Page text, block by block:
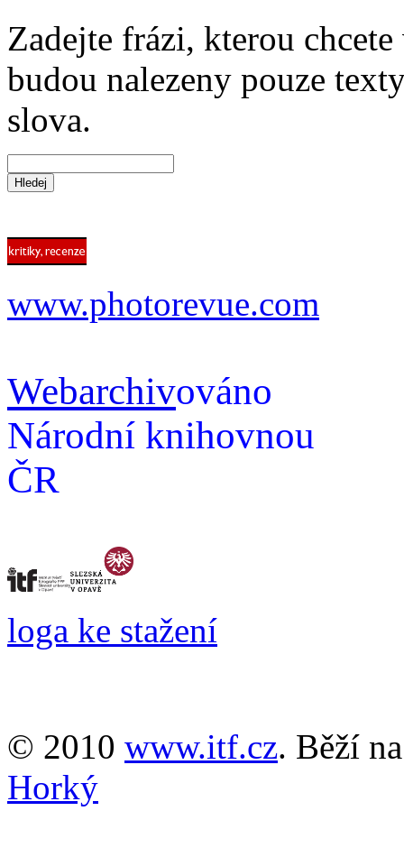
Zadejte frázi, kterou
budou nalezeny pouze
slova.
www.photorevue.com
Webarchivováno
Národní knihovnou
ČR
loga ke stažení
© 2010 www.itf.cz. Běží
Horký